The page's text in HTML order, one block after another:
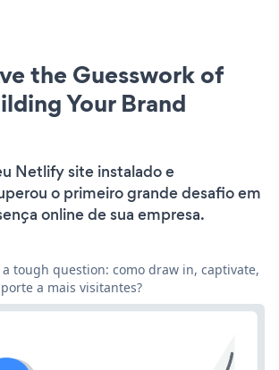
the Guesswork of
Your Brand
Netlify site instalado e
o primeiro grande desafio em
online de sua empresa.
tough question: como draw in, captivate,
a mais visitantes?